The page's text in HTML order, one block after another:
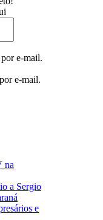
e-mail.
e-mail.
na
a Sergio
e